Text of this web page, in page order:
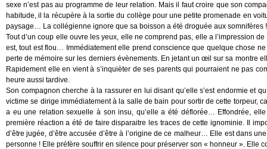
sexe n’est pas au programme de leur relation. Mais il faut croire que son
habitude, il la récupère à la sortie du collège pour une petite promenade en
paysage… La collégienne ignore que sa boisson a été droguée aux somnifères !
Tout d’un coup elle ouvre les yeux, elle ne comprend pas, elle a l’impression
est, tout est flou… Immédiatement elle prend conscience que quelque chose
perte de mémoire sur les derniers évènements. En jetant un œil sur sa montre
Rapidement elle en vient à s’inquièter de ses parents qui pourraient ne pas
heure aussi tardive.
Son compagnon cherche à la rassurer en lui disant qu’elle s’est endormie et
victime se dirige immédiatement à la salle de bain pour sortir de cette torpeur,
a eu une relation sexuelle à son insu, qu’elle a été déflorée… Effondrée,
première réaction a été de faire disparaitre les traces de cette ignominie. Il
d’être jugée, d’être accusée d’être à l’origine de ce malheur… Elle est dans
personne ! Elle préfère souffrir en silence pour préserver son « honneur ». Elle